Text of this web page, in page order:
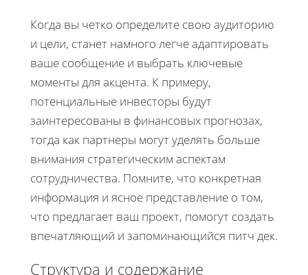
Когда вы четко определите свою аудиторию
и цели, станет намного легче адаптировать
ваше сообщение и выбрать ключевые
моменты для акцента. К примеру,
потенциальные инвесторы будут
заинтересованы в финансовых прогнозах,
тогда как партнеры могут уделять больше
внимания стратегическим аспектам
сотрудничества. Помните, что конкретная
информация и ясное представление о том,
что предлагает ваш проект, помогут создать
впечатляющий и запоминающийся питч дек.
Структура и содержание